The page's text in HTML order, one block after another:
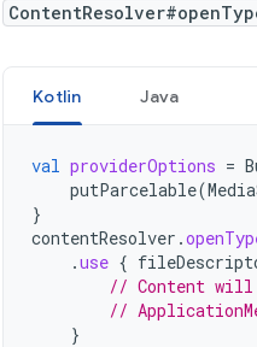
Kotlin Java
val providerOptions =
putParcelable(
}
contentResolver .
.use {
// Content will
//
}